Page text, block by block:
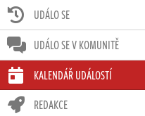
UDÁLO SE
UDÁLO SE V KOMUNITĚ
KALENDÁŘ UDÁLOSTÍ
REDAKCE